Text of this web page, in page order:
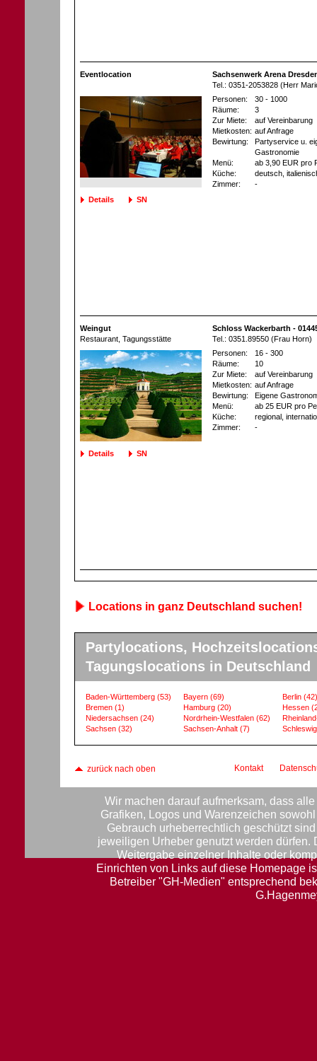
Eventlocation
Sachsenwerk Arena
Tel.: 0351-2053828 (Herr
Details SN
Personen:
30 - 1000
Räume:
3
Zur Miete:
auf Vereinbarung
Mietkosten: auf Anfrage
Bewirtung:
Partyservice u.
Gastronomie
Menü:
ab 3,90 EUR pro
Küche:
deutsch,
Zimmer:
-
Weingut
Restaurant , Tagungsstätte
Schloss Wackerbarth -
Tel.: 0351.89550 (Frau Horn)
Details SN
Personen:
16 - 300
Räume:
10
Zur Miete:
auf Vereinbarung
Mietkosten: auf Anfrage
Bewirtung:
Eigene
Menü:
ab 25 EUR pro
Küche:
regional,
Zimmer:
-
Locations in ganz Deutschland suchen!
Partylocations,
Tagungslocations in Deutschland
Baden-Württemberg (53) Bayern (69) Berlin (42)
Bremen (1) Hamburg (20) Hessen
Niedersachsen (24) Nordrhein-Westfalen (62)
Sachsen (32) Sachsen-Anhalt (7)
zurück nach oben Kontakt
Wir machen darauf aufmerksam, dass
Grafiken, Logos und Warenzeichen
Gebrauch urheberrechtlich geschützt
jeweiligen Urheber genutzt werden
Weitergabe einzelner Inhalte oder
Einrichten von Links auf diese Homepage
Betreiber "GH-Medien" entsprechend